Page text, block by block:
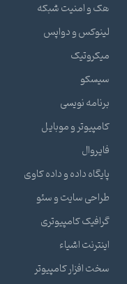
هک و امنیت شبکه
لینوکس و دواپس
میکروتیک
سیسکو
برنامه نویسی
کامپیوتر و موبایل
فایروال
پایگاه داده و داده کاوی
طراحی سایت و سئو
گرافیک کامپیوتری
اینترنت اشیاء
سخت افزار کامپیوتر